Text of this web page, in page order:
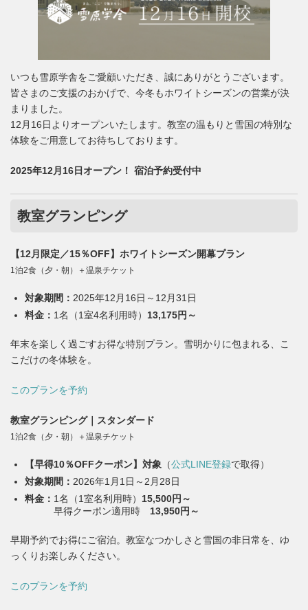
いつも雪原学舎をご愛顧いただき、誠にありがとうございます。
皆さまのご支援のおかげで、今冬もホワイトシーズンの営業が決
まりました。
12月16日よりオープンいたします。教室の温もりと雪国の特別な
体験をご用意してお待ちしております。
2025年12月16日オープン！ 宿泊予約受付中
教室グランピング
【12月限定／15％OFF】ホワイトシーズン開幕プラン
1泊2食（夕・朝）＋温泉チケット
対象期間： 2025年12月16日～12月31日
料金： 1名（1室4名利用時） 13,175円～
年末を楽しく過ごすお得な特別プラン。雪明かりに包まれる、こ
こだけの冬体験を。
このプランを予約
教室グランピング｜スタンダード
1泊2食（夕・朝）＋温泉チケット
【早得10％OFFクーポン】対象 （公式LINE登録で取得）
対象期間： 2026年1月1日～2月28日
料金： 1名（1室名利用時） 15,500円～
早得クーポン適用時 13,950円～
早期予約でお得にご宿泊。教室なつかしさと雪国の非日常を、ゆ
っくりお楽しみください。
このプランを予約